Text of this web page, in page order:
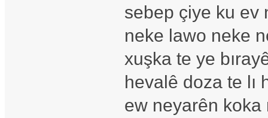
sebep çiye ku ev
neke lawo neke
xuşka te ye
hevalê doza te lı
ew neyarên koka